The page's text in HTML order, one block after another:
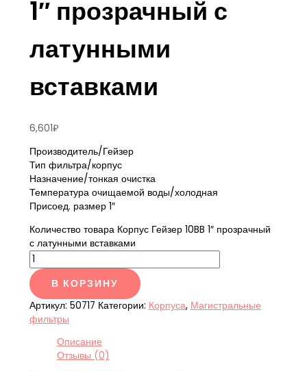
1″ прозрачный с
латунными
вставками
6,601₽
Производитель/Гейзер
Тип фильтра/корпус
Назначение/тонкая очистка
Температура очищаемой воды/холодная
Присоед. размер 1″
Количество товара Корпус Гейзер 10BB 1″ прозрачный
с латунными вставками
В КОРЗИНУ
Артикул: 50717 Категории: Корпуса, Магистральные
фильтры
Описание
Отзывы (0)